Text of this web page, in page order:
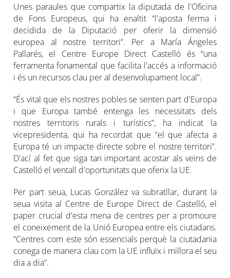
Unes paraules que compartix la diputada de l'Oficina
de Fons Europeus, qui ha enaltit “l'aposta ferma i
decidida de la Diputació per oferir la dimensió
europea al nostre territori”. Per a María Ángeles
Pallarés, el Centre Europe Direct Castelló és “una
ferramenta fonamental que facilita l'accés a informació
i és un recursos clau per al desenvolupament local”.
“És vital que els nostres pobles se senten part d'Europa
i que Europa també entenga les necessitats dels
nostres territoris rurals i turístics”, ha indicat la
vicepresidenta, qui ha recordat que “el que afecta a
Europa té un impacte directe sobre el nostre territori”.
D'ací al fet que siga tan important acostar als veïns de
Castelló el ventall d'oportunitats que oferix la UE.
Per part seua, Lucas González va subratllar, durant la
seua visita al Centre de Europe Direct de Castelló, el
paper crucial d'esta mena de centres per a promoure
el coneixement de la Unió Europea entre els ciutadans.
“Centres com este són essencials perquè la ciutadania
conega de manera clau com la UE influïx i millora el seu
dia a dia”.